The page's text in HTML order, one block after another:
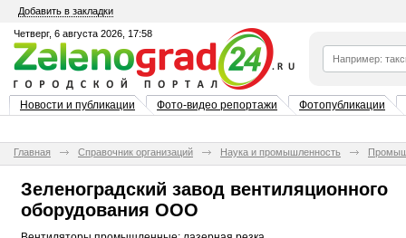
Добавить в закладки
Четверг, 6 августа 2026, 17:58
Новости и публикации Фото-видео репортажи Фотопубликации
Главная Справочник организаций Наука и промышленность
Зеленоградский завод вентиляционного
оборудования ООО